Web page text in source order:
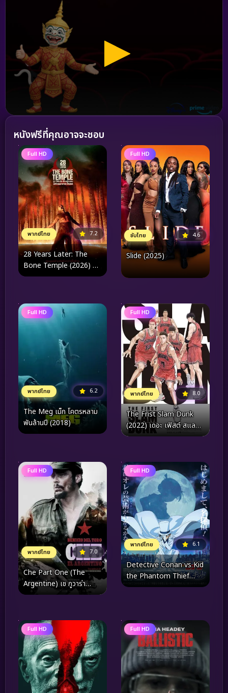
หนังฟรีที่คุณอาจจะชอบ
Full HD
พากย์ไทย 7.2
28 Years Later: The
Bone Temple (2026) 28
ปีให้หลัง เชื้อเขมือบคน:
Full HD
ซับไทย 4.6
Slide (2025)
Full HD
พากย์ไทย 6.2
The Meg เม็ก โคตรหลาม
พันล้านปี (2018)
Full HD
พากย์ไทย 8.0
The Frist Slam Dunk
(2022) เดอะ เฟิสต์ สแล
มดังก์
Full HD
พากย์ไทย 7.0
Che Part One (The
Argentine) เช กูวาร่า
สงครามปฏิวัติโลก ภาค 1
Full HD
พากย์ไทย 6.1
Detective Conan vs Kid
the Phantom Thief
(2024) ยอดนักสืบจิ๋วโคนัน
Full HD Full HD